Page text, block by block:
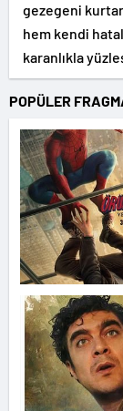
gezegeni
hem kendi
karanlıkla
POPÜLER